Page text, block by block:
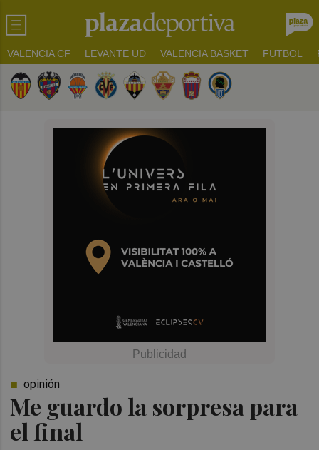
VALENCIA CF LEVANTE UD VALENCIA BASKET FUTBOL
Me guardo la sorpresa para
el final
opinión